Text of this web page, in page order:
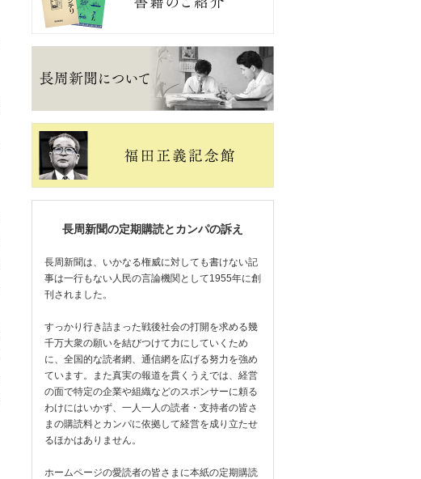
長周新聞の定期購読とカンパの訴え
長周新聞は、いかなる権威に対しても書けない記
事は一行もない人民の言論機関として1955年に創
刊されました。
すっかり行き詰まった戦後社会の打開を求める幾
千万大衆の願いを結びつけて力にしていくため
に、全国的な読者網、通信網を広げる努力を強め
ています。また真実の報道を貫くうえでは、経営
の面で特定の企業や組織などのスポンサーに頼る
わけにはいかず、一人一人の読者・支持者の皆さ
まの購読料とカンパに依拠して経営を成り立たせ
るほかはありません。
ホームページの愛読者の皆さまに本紙の定期購読